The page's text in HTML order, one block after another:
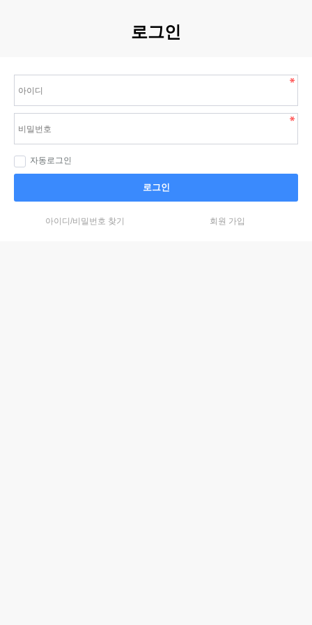
로그인
자동로그인
로그인
아이디/비밀번호 찾기 회원 가입